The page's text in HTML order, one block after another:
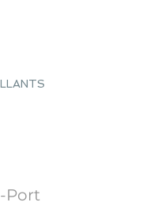
Port